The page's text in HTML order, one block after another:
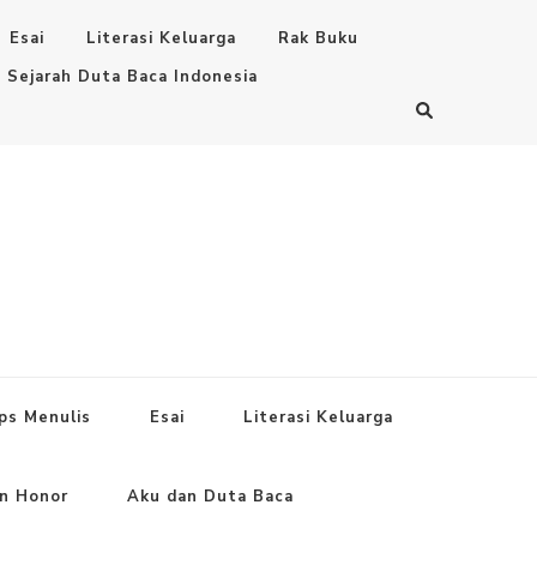
Esai Literasi Keluarga
Rak Buku
Sejarah Duta Baca Indonesia
Menulis Esai Literasi Keluarga
Honor Aku dan Duta Baca